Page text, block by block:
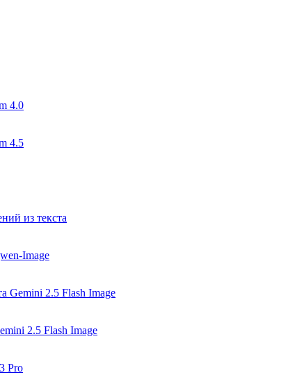
4.0
4.5
из текста
Image
Gemini 2.5 Flash Image
2.5 Flash Image
Pro